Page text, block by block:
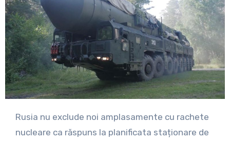
Rusia nu exclude noi amplasamente cu rachete
nucleare ca răspuns la planificata staționare de